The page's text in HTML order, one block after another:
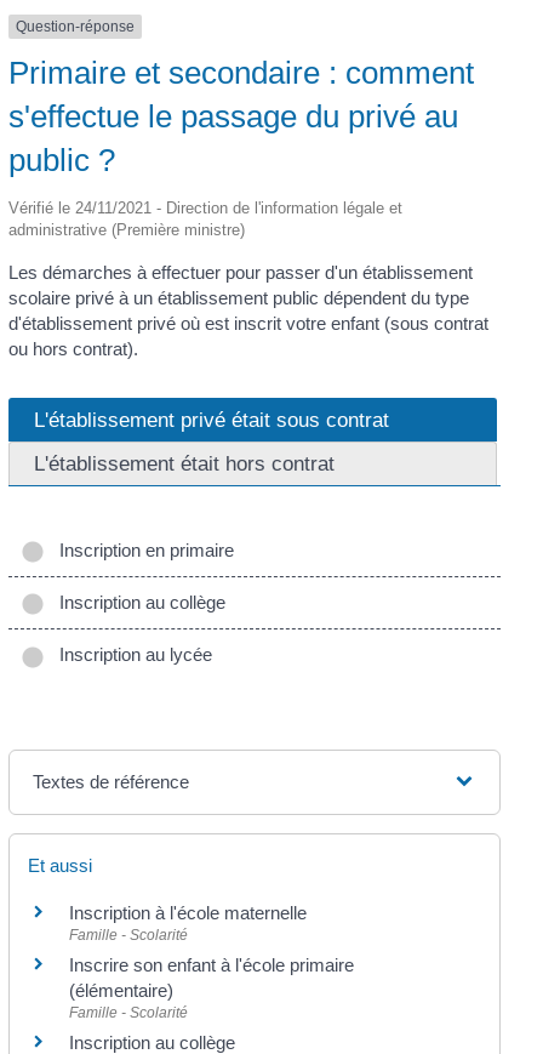
Question-réponse
Primaire et secondaire : comment
s'effectue le passage du privé au
public ?
Vérifié le 24/11/2021 - Direction de l'information légale et
administrative (Première ministre)
Les démarches à effectuer pour passer d'un établissement
scolaire privé à un établissement public dépendent du type
d'établissement privé où est inscrit votre enfant (sous contrat
ou hors contrat).
L'établissement privé était sous contrat
L'établissement était hors contrat
Inscription en primaire
Inscription au collège
Inscription au lycée
Textes de référence
Et aussi
Inscription à l'école maternelle
Famille - Scolarité
Inscrire son enfant à l'école primaire
(élémentaire)
Famille - Scolarité
Inscription au collège